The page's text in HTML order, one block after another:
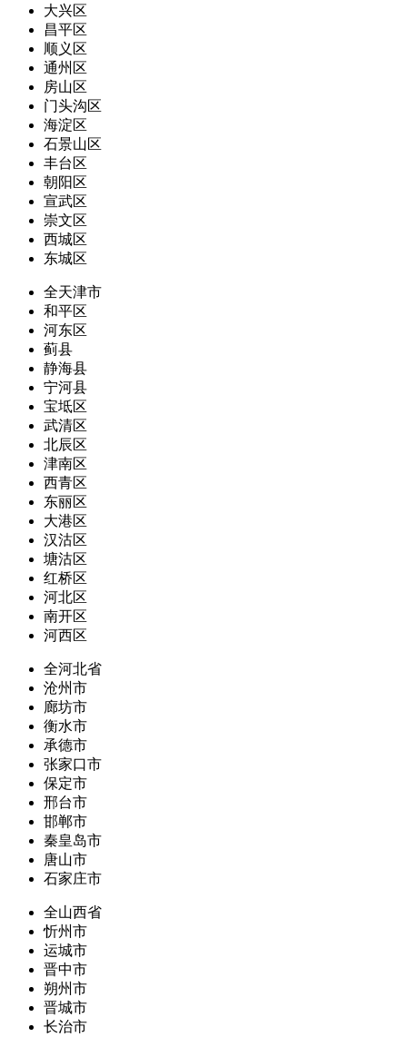
大兴区
昌平区
顺义区
通州区
房山区
门头沟区
海淀区
石景山区
丰台区
朝阳区
宣武区
崇文区
西城区
东城区
全天津市
和平区
河东区
蓟县
静海县
宁河县
宝坻区
武清区
北辰区
津南区
西青区
东丽区
大港区
汉沽区
塘沽区
红桥区
河北区
南开区
河西区
全河北省
沧州市
廊坊市
衡水市
承德市
张家口市
保定市
邢台市
邯郸市
秦皇岛市
唐山市
石家庄市
全山西省
忻州市
运城市
晋中市
朔州市
晋城市
长治市